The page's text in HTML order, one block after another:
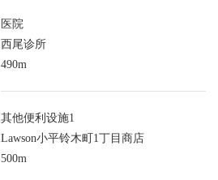
医院
西尾诊所
490m
其他便利设施1
Lawson小平铃木町1丁目商店
500m